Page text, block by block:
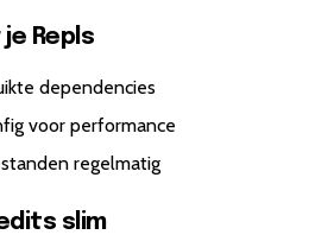
Repls
dependencies
voor performance
regelmatig
slim